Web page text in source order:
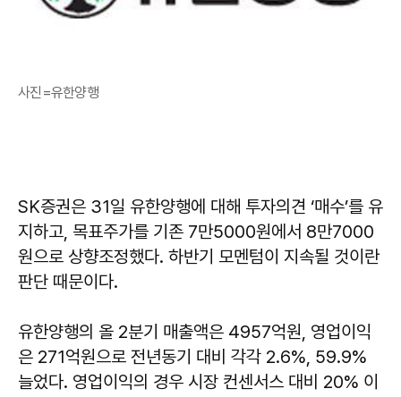
사진=유한양행
SK증권은 31일 유한양행에 대해 투자의견 ‘매수’를 유
지하고, 목표주가를 기존 7만5000원에서 8만7000
원으로 상향조정했다. 하반기 모멘텀이 지속될 것이란
판단 때문이다.
유한양행의 올 2분기 매출액은 4957억원, 영업이익
은 271억원으로 전년동기 대비 각각 2.6%, 59.9%
늘었다. 영업이익의 경우 시장 컨센서스 대비 20% 이